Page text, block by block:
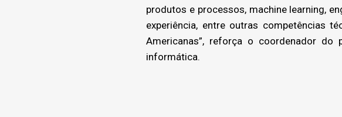
produtos e processos, machine learning,
experiência, entre outras competências
Americanas”, reforça o coordenador do
informática.